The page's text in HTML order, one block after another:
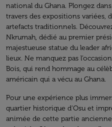
national du Ghana. Plongez
travers des expositions variées,
artefacts traditionnels.
Nkrumah, dédié au premier
majestueuse statue du leader
lieux. Ne manquez pas
Bois, qui rend hommage au
américain qui a vécu au Ghana.
Pour une expérience plus
quartier historique d'Osu et
animée de cette partie